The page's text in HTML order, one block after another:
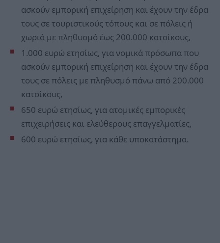
ασκούν εμπορική επιχείρηση και έχουν την έδρα
τους σε τουριστικούς τόπους και σε πόλεις ή
χωριά με πληθυσμό έως 200.000 κατοίκους,
1.000 ευρώ ετησίως, για νομικά πρόσωπα που
ασκούν εμπορική επιχείρηση και έχουν την έδρα
τους σε πόλεις με πληθυσμό πάνω από 200.000
κατοίκους,
650 ευρώ ετησίως, για ατομικές εμπορικές
επιχειρήσεις και ελεύθερους επαγγελματίες,
600 ευρώ ετησίως, για κάθε υποκατάστημα.